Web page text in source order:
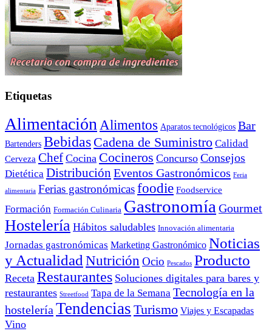
Etiquetas
Alimentación Alimentos Aparatos tecnológicos Bar
Bartenders Bebidas Cadena de Suministro Calidad
Cerveza Chef Cocina Cocineros Concurso Consejos
Dietética Distribución Eventos Gastronómicos Feria
alimentaria Ferias gastronómicasfoodie Foodservice
Formación Formación Culinaria Gastronomía Gourmet
Hostelería Hábitos saludables Innovación alimentaria
Jornadas gastronómicas Marketing Gastronómico Noticias
y Actualidad Nutrición Ocio Pescados Producto
Receta Restaurantes Soluciones digitales para bares y
restaurantes Streetfood Tapa de la Semana Tecnología en la
hostelería Tendencias Turismo Viajes y Escapadas
Vino